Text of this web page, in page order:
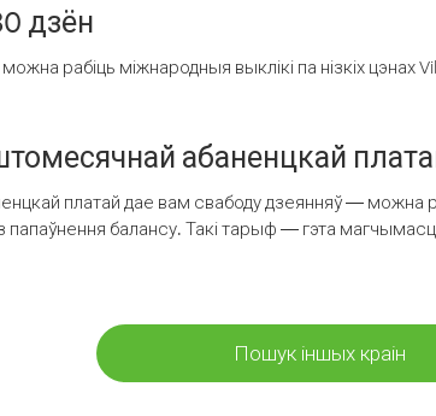
дзён
рабіць міжнародныя выклікі па нізкіх цэнах
абаненцкай
платай дае вам свабоду дзеянняў — можна
папаўнення балансу. Такі тарыф — гэта
Пошук іншых краін